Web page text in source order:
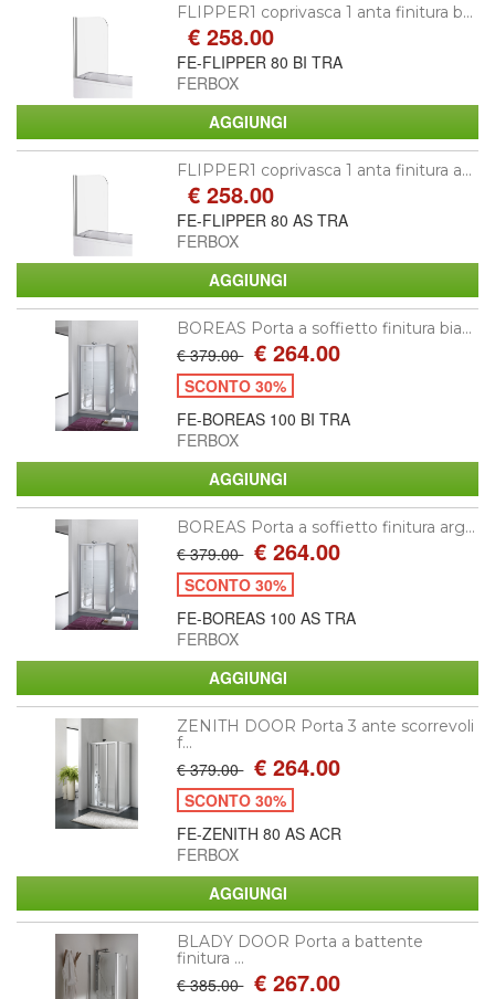
FLIPPER1 coprivasca 1 anta finitura b...
€ 258.00
FE-FLIPPER 80 BI TRA
FERBOX
FLIPPER1 coprivasca 1 anta finitura a...
€ 258.00
FE-FLIPPER 80 AS TRA
FERBOX
BOREAS Porta a soffietto finitura bia...
€ 379.00 € 264.00
SCONTO 30%
FE-BOREAS 100 BI TRA
FERBOX
BOREAS Porta a soffietto finitura arg...
€ 379.00 € 264.00
SCONTO 30%
FE-BOREAS 100 AS TRA
FERBOX
ZENITH DOOR Porta 3 ante scorrevoli
f...
€ 379.00 € 264.00
SCONTO 30%
FE-ZENITH 80 AS ACR
FERBOX
BLADY DOOR Porta a battente
finitura ...
€ 385.00 € 267.00